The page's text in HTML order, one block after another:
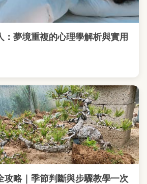
：夢境重複的心理學解析與實用
攻略｜季節判斷與步驟教學一次